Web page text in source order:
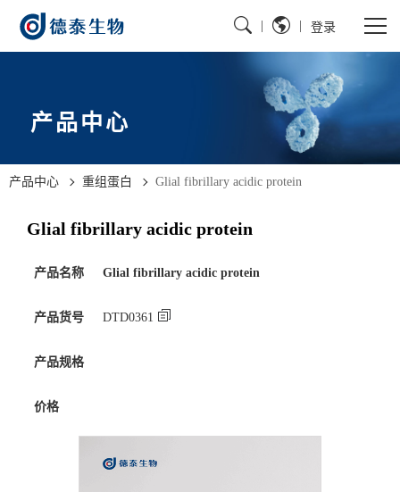
登录
产品中心
产品中心 重组蛋白 Glial fibrillary acidic protein
Glial fibrillary acidic protein
产品名称 Glial fibrillary acidic protein
产品货号 DTD0361
产品规格
价格